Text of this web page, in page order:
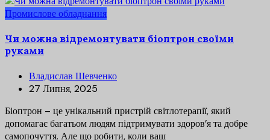
Промислове обладнання
Чи можна відремонтувати біоптрон своїми
руками
Владислав Шевченко
27 Липня, 2025
Біоптрон – це унікальний пристрій світлотерапії, який
допомагає багатьом людям підтримувати здоров’я та добре
самопочуття. Але що робити, коли ваш